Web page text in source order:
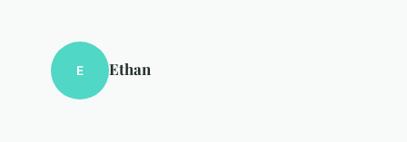
E Ethan